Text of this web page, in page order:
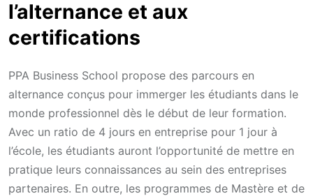
l’alternance et aux
certifications
PPA Business School propose des parcours en
alternance conçus pour immerger les étudiants dans le
monde professionnel dès le début de leur formation.
Avec un ratio de 4 jours en entreprise pour 1 jour à
l’école, les étudiants auront l’opportunité de mettre en
pratique leurs connaissances au sein des entreprises
partenaires. En outre, les programmes de Mastère et de